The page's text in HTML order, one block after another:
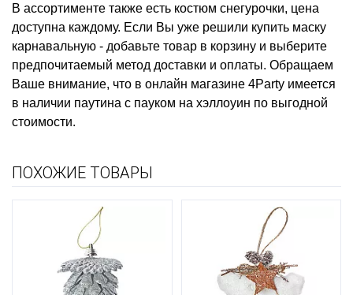
В ассортименте также есть костюм снегурочки, цена
доступна каждому. Если Вы уже решили купить маску
карнавальную - добавьте товар в корзину и выберите
предпочитаемый метод доставки и оплаты. Обращаем
Ваше внимание, что в онлайн магазине 4Party имеется
в наличии паутина с пауком на хэллоуин по выгодной
стоимости.
ПОХОЖИЕ ТОВАРЫ